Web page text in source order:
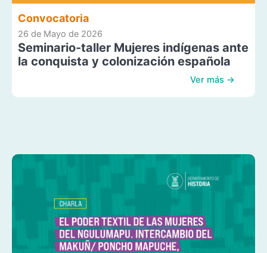
Convocatoria
26 de Mayo de 2026
Seminario-taller Mujeres indígenas ante
la conquista y colonización española
Ver más →